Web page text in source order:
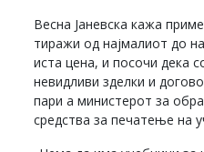
Весна Јаневска кажа
тиражи од најмалиот до
иста цена, и посочи дека
невидливи зделки и
пари а министерот за
средства за печатење на